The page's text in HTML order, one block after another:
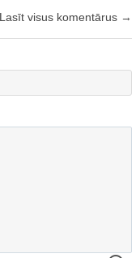
Lasīt visus komentārus →